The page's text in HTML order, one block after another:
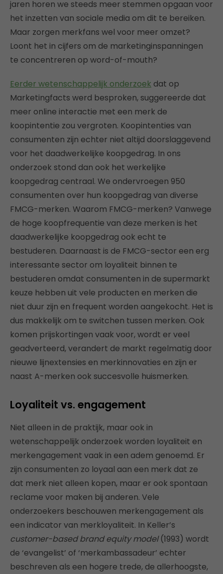
jaren horen we steeds meer stemmen opgaan voor
het inzetten van sociale media om dit te bereiken.
Maar zorgen merkfans wel voor meer omzet?
Loont het in cijfers om de marketinginspanningen
te concentreren op word-of-mouth?
Eerder wetenschappelijk onderzoek dat op
Marketingfacts werd besproken, suggereerde dat
meer online interactie met een merk de
koopintentie zou vergroten. Koopintenties van
consumenten zijn echter niet altijd doorslaggevend
voor het daadwerkelijke koopgedrag. In ons
onderzoek stond dan ook het werkelijke
koopgedrag centraal. We ondervroegen 950
consumenten over hun koopgedrag van diverse
FMCG-merken. Waarom FMCG-merken? Vanwege
de hoge koopfrequentie van deze merken is het
daadwerkelijke koopgedrag ook echt te
bestuderen. Daarnaast is de FMCG-sector een erg
interessante sector om loyaliteit binnen te
bestuderen omdat consumenten in de supermarkt
keuze hebben uit vele producten en merken die
niet duur zijn en frequent worden aangekocht. Het is
dus makkelijk om te switchen tussen merken. Ook
komen prijskortingen vaak voor, wordt er veel
geadverteerd, verandert de markt regelmatig door
nieuwe lijnextensies en merkinnovaties en zijn er
naast A-merken ook succesvolle huismerken.
Loyaliteit vs. engagement
Niet alleen in de praktijk, maar ook in
wetenschappelijk onderzoek worden loyaliteit en
merkengagement vaak in een adem genoemd. Er
zijn consumenten zo loyaal aan een merk dat ze
dat merk niet alleen kopen, maar er ook spontaan
reclame voor maken bij anderen. Vele
onderzoekers beschouwen merkengagement als
een indicator van merkloyaliteit. In Keller’s
customer-based brand equity model(1993) wordt
de ‘evangelist’ of ‘merkambassadeur’ echter
beschreven als een hogere trede, de allerhoogste,